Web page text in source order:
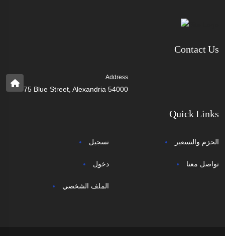
Contact Us
Address
75 Blue Street, Alexandria 54000
Quick Links
تسجيل
دخول
الملف الشخصي
الحزم والتسعير
تواصل معنا